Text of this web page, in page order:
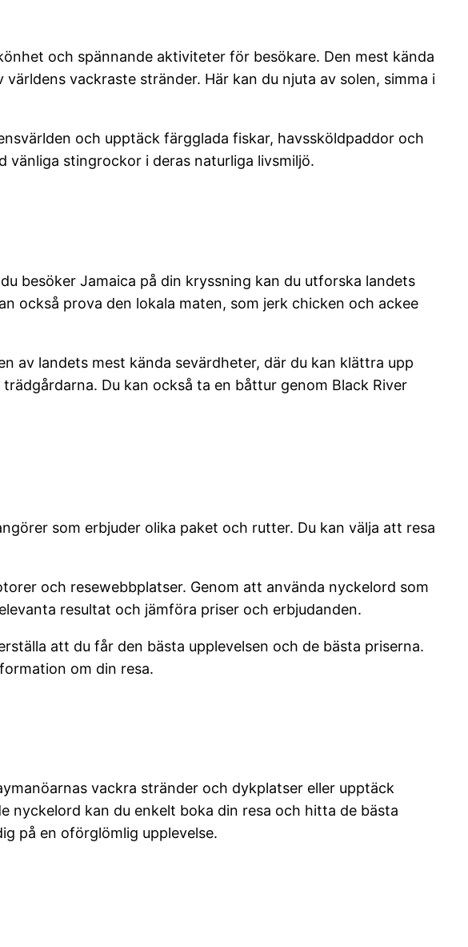
och spännande aktiviteter för besökare. Den mest kända
vackraste stränder. Här kan du njuta av solen, simma i
och upptäck färgglada fiskar, havssköldpaddor och
vänliga stingrockor i deras naturliga livsmiljö.
besöker Jamaica på din kryssning kan du utforska landets
också prova den lokala maten, som jerk chicken och ackee
av landets mest kända sevärdheter, där du kan klättra upp
Du kan också ta en båttur genom Black River
som erbjuder olika paket och rutter. Du kan välja att resa
och resewebbplatser. Genom att använda nyckelord som
resultat och jämföra priser och erbjudanden.
att du får den bästa upplevelsen och de bästa priserna.
om din resa.
vackra stränder och dykplatser eller upptäck
nyckelord kan du enkelt boka din resa och hitta de bästa
på en oförglömlig upplevelse.